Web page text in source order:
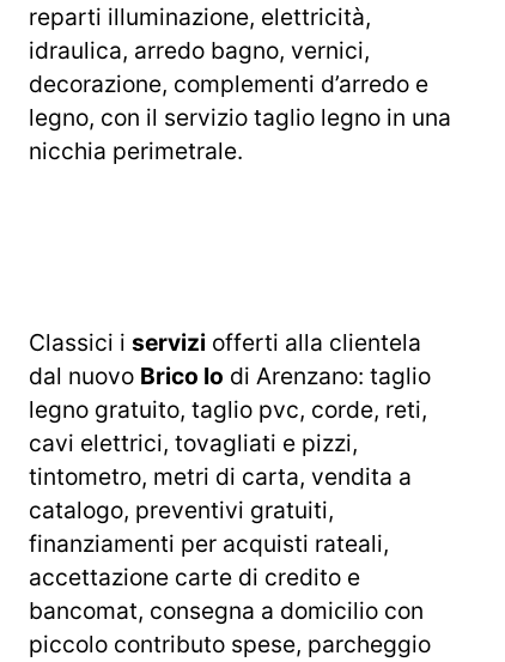
reparti illuminazione, elettricità,
idraulica, arredo bagno, vernici,
decorazione, complementi d’arredo e
legno, con il servizio taglio legno in una
nicchia perimetrale.
Classici i servizi offerti alla clientela
dal nuovo Brico Io di Arenzano: taglio
legno gratuito, taglio pvc, corde, reti,
cavi elettrici, tovagliati e pizzi,
tintometro, metri di carta, vendita a
catalogo, preventivi gratuiti,
finanziamenti per acquisti rateali,
accettazione carte di credito e
bancomat, consegna a domicilio con
piccolo contributo spese, parcheggio